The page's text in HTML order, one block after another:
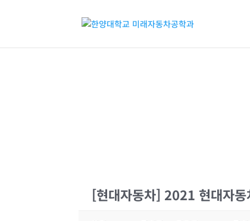
[현대자동차] 2021 현대자